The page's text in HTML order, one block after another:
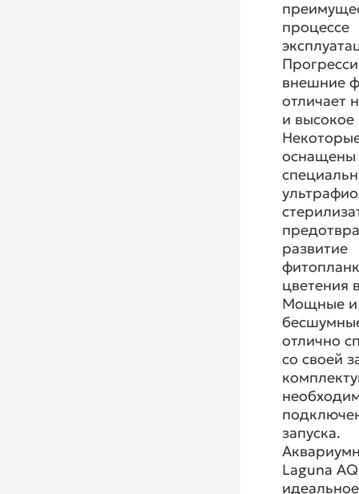
процессе
внешние
отличает
и высокое
оснащены
развитие
цветения
Мощные и
отлично
со своей
запуска.
Laguna